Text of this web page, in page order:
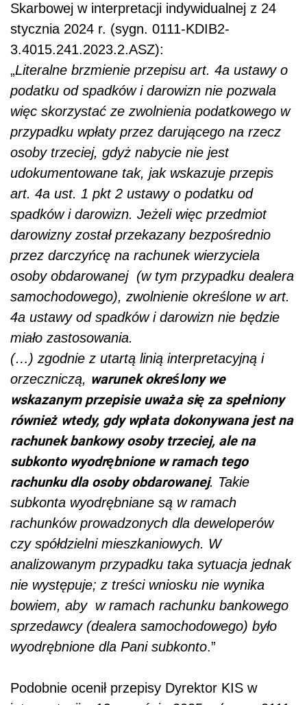
Skarbowej w interpretacji indywidualnej z 24
stycznia 2024 r. (sygn. 0111-KDIB2-
3.4015.241.2023.2.ASZ):
„Literalne brzmienie przepisu art. 4a ustawy o
podatku od spadków i darowizn nie pozwala
więc skorzystać ze zwolnienia podatkowego w
przypadku wpłaty przez darującego na rzecz
osoby trzeciej, gdyż nabycie nie jest
udokumentowane tak, jak wskazuje przepis
art. 4a ust. 1 pkt 2 ustawy o podatku od
spadków i darowizn. Jeżeli więc przedmiot
darowizny został przekazany bezpośrednio
przez darczyńcę na rachunek wierzyciela
osoby obdarowanej (w tym przypadku dealera
samochodowego), zwolnienie określone w art.
4a ustawy od spadków i darowizn nie będzie
miało zastosowania.
(…) zgodnie z utartą linią interpretacyjną i
orzeczniczą, warunek określony we
wskazanym przepisie uważa się za spełniony
również wtedy, gdy wpłata dokonywana jest na
rachunek bankowy osoby trzeciej, ale na
subkonto wyodrębnione w ramach tego
rachunku dla osoby obdarowanej. Takie
subkonta wyodrębniane są w ramach
rachunków prowadzonych dla deweloperów
czy spółdzielni mieszkaniowych. W
analizowanym przypadku taka sytuacja jednak
nie występuje; z treści wniosku nie wynika
bowiem, aby w ramach rachunku bankowego
sprzedawcy (dealera samochodowego) było
wyodrębnione dla Pani subkonto.”
Podobnie ocenił przepisy Dyrektor KIS w